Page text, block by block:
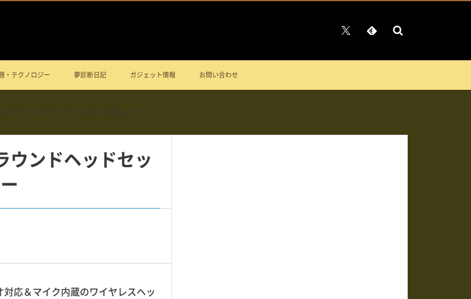
・テクノロジー 夢診断日記 ガジェット情報 お問い合わせ
ワイヤレスサラウンドヘッドセット購入レビュー
ウンドヘッドセッ
応＆マイク内蔵のワイヤレスヘッ